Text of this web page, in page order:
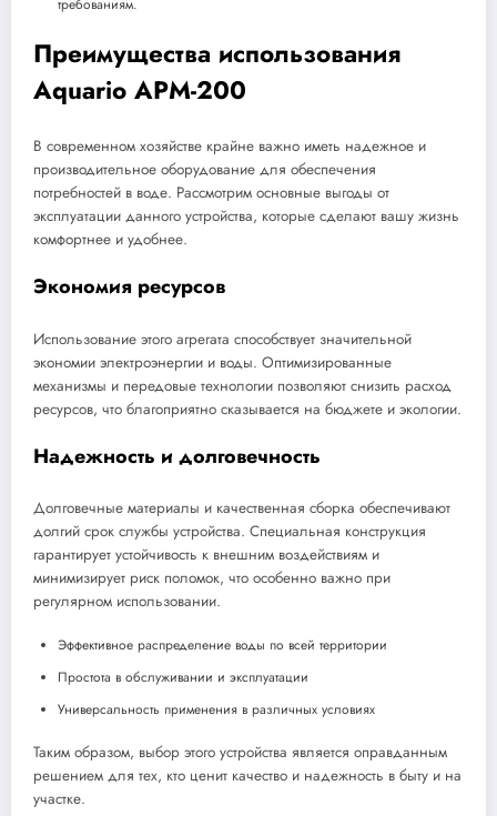
требованиям.
Преимущества использования
Aquario APM-200
В современном хозяйстве крайне важно иметь надежное и
производительное оборудование для обеспечения
потребностей в воде. Рассмотрим основные выгоды от
эксплуатации данного устройства, которые сделают вашу жизнь
комфортнее и удобнее.
Экономия ресурсов
Использование этого агрегата способствует значительной
экономии электроэнергии и воды. Оптимизированные
механизмы и передовые технологии позволяют снизить расход
ресурсов, что благоприятно сказывается на бюджете и экологии.
Надежность и долговечность
Долговечные материалы и качественная сборка обеспечивают
долгий срок службы устройства. Специальная конструкция
гарантирует устойчивость к внешним воздействиям и
минимизирует риск поломок, что особенно важно при
регулярном использовании.
Эффективное распределение воды по всей территории
Простота в обслуживании и эксплуатации
Универсальность применения в различных условиях
Таким образом, выбор этого устройства является оправданным
решением для тех, кто ценит качество и надежность в быту и на
участке.